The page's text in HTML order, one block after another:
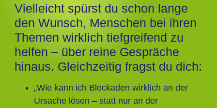
Vielleicht spürst du schon lange
den Wunsch, Menschen bei ihren
Themen wirklich tiefgreifend zu
helfen – über reine Gespräche
hinaus. Gleichzeitig fragst du dich:
„Wie kann ich Blockaden wirklich an der
Ursache lösen – statt nur an der